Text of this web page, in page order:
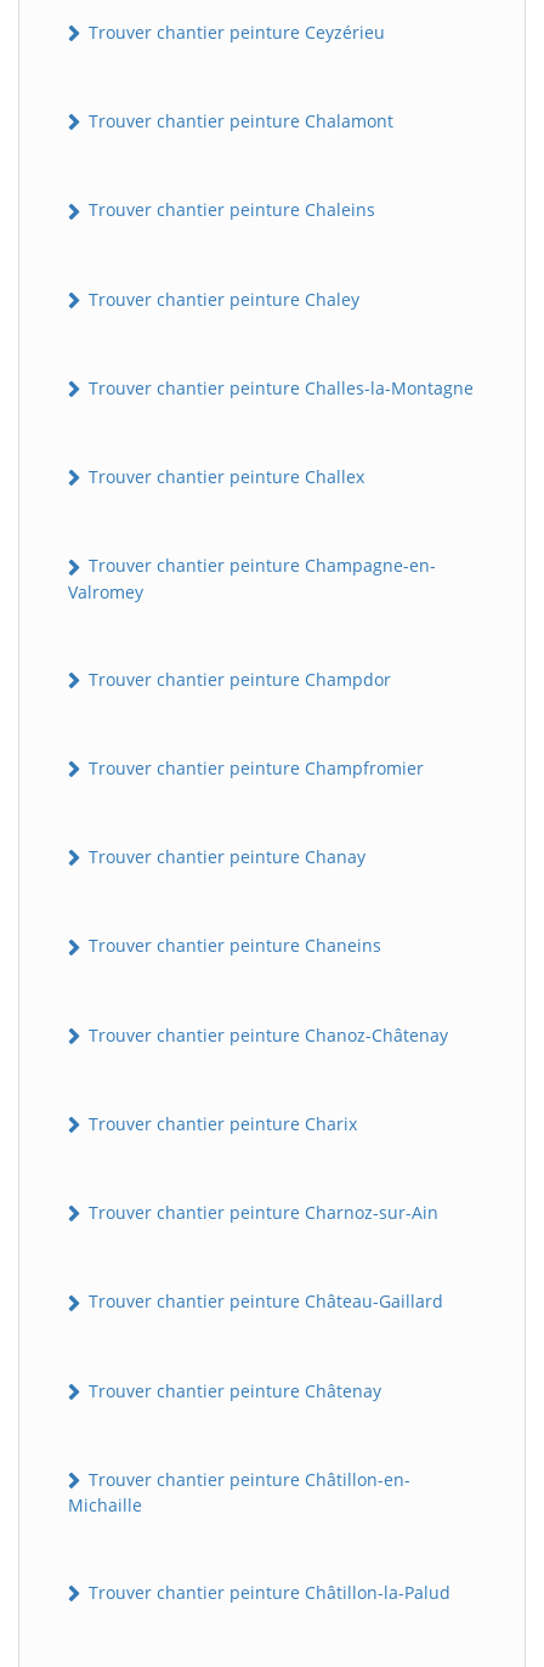
Trouver chantier peinture Ceyzérieu
Trouver chantier peinture Chalamont
Trouver chantier peinture Chaleins
Trouver chantier peinture Chaley
Trouver chantier peinture Challes-la-Montagne
Trouver chantier peinture Challex
Trouver chantier peinture Champagne-en-
Valromey
Trouver chantier peinture Champdor
Trouver chantier peinture Champfromier
Trouver chantier peinture Chanay
Trouver chantier peinture Chaneins
Trouver chantier peinture Chanoz-Châtenay
Trouver chantier peinture Charix
Trouver chantier peinture Charnoz-sur-Ain
Trouver chantier peinture Château-Gaillard
Trouver chantier peinture Châtenay
Trouver chantier peinture Châtillon-en-
Michaille
Trouver chantier peinture Châtillon-la-Palud